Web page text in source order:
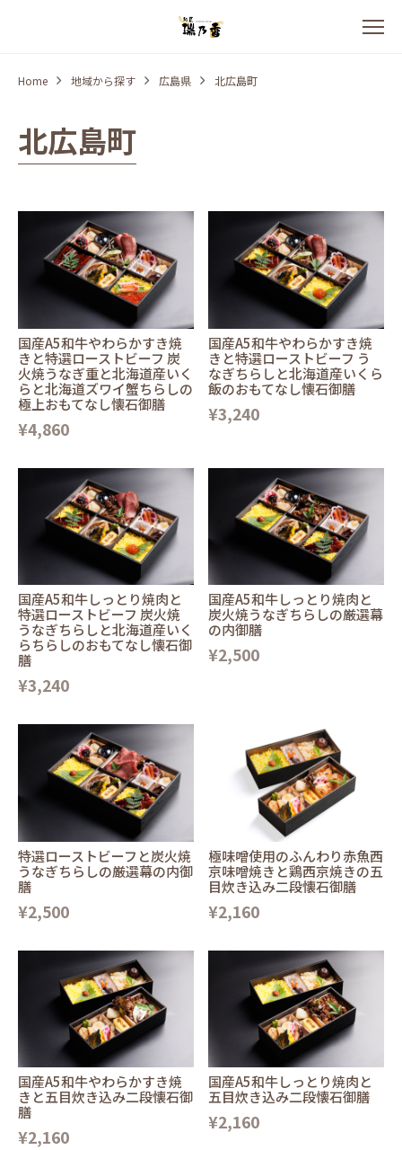
Home 地域から探す 広島県 北広島町
北広島町
国産A5和牛やわらかすき焼
きと特選ローストビーフ 炭
火焼うなぎ重と北海道産いく
らと北海道ズワイ蟹ちらしの
極上おもてなし懐石御膳
¥4,860
国産A5和牛やわらかすき焼
きと特選ローストビーフ う
なぎちらしと北海道産いくら
飯のおもてなし懐石御膳
¥3,240
国産A5和牛しっとり焼肉と
特選ローストビーフ 炭火焼
うなぎちらしと北海道産いく
らちらしのおもてなし懐石御
膳
¥3,240
国産A5和牛しっとり焼肉と
炭火焼うなぎちらしの厳選幕
の内御膳
¥2,500
特選ローストビーフと炭火焼
うなぎちらしの厳選幕の内御
膳
¥2,500
極味噌使用のふんわり赤魚西
京味噌焼きと鶏西京焼きの五
目炊き込み二段懐石御膳
¥2,160
国産A5和牛やわらかすき焼
きと五目炊き込み二段懐石御
膳
¥2,160
国産A5和牛しっとり焼肉と
五目炊き込み二段懐石御膳
¥2,160